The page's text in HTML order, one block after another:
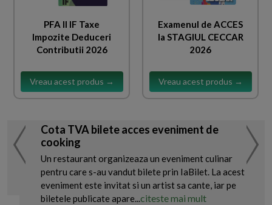
PFA II IF Taxe
Impozite Deduceri
Contributii 2026
Vreau acest produs →
Examenul de ACCES
la STAGIUL CECCAR
2026
Vreau acest produs →
Cota TVA bilete acces eveniment de
cooking
Un restaurant organizeaza un eveniment culinar
pentru care s-au vandut bilete prin IaBilet. La acest
eveniment este invitat si un artist sa cante, iar pe
biletele publicate apare...citeste mai mult